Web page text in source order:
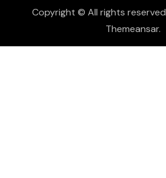
Copyright © All rights reserved
Themeansar.